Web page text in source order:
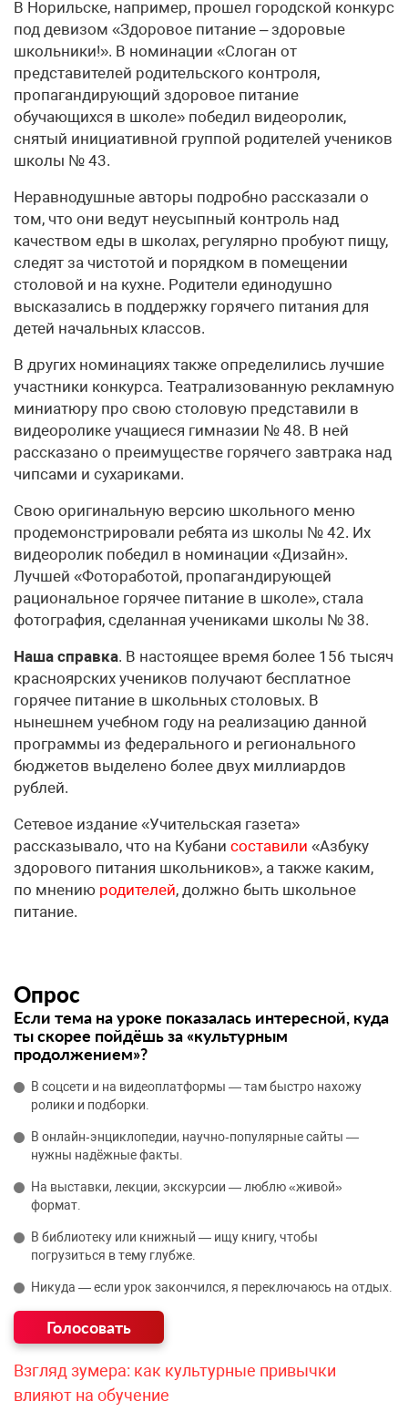
В Норильске, например, прошел городской конкурс
под девизом «Здоровое питание – здоровые
школьники!». В номинации «Слоган от
представителей родительского контроля,
пропагандирующий здоровое питание
обучающихся в школе» победил видеоролик,
снятый инициативной группой родителей учеников
школы № 43.
Неравнодушные авторы подробно рассказали о
том, что они ведут неусыпный контроль над
качеством еды в школах, регулярно пробуют пищу,
следят за чистотой и порядком в помещении
столовой и на кухне. Родители единодушно
высказались в поддержку горячего питания для
детей начальных классов.
В других номинациях также определились лучшие
участники конкурса. Театрализованную рекламную
миниатюру про свою столовую представили в
видеоролике учащиеся гимназии № 48. В ней
рассказано о преимуществе горячего завтрака над
чипсами и сухариками.
Свою оригинальную версию школьного меню
продемонстрировали ребята из школы № 42. Их
видеоролик победил в номинации «Дизайн».
Лучшей «Фотоработой, пропагандирующей
рациональное горячее питание в школе», стала
фотография, сделанная учениками школы № 38.
Наша справка. В настоящее время более 156 тысяч
красноярских учеников получают бесплатное
горячее питание в школьных столовых. В
нынешнем учебном году на реализацию данной
программы из федерального и регионального
бюджетов выделено более двух миллиардов
рублей.
Сетевое издание «Учительская газета»
рассказывало, что на Кубани составили «Азбуку
здорового питания школьников», а также каким,
по мнению родителей, должно быть школьное
питание.
Опрос
Если тема на уроке показалась интересной, куда
ты скорее пойдёшь за «культурным
продолжением»?
В соцсети и на видеоплатформы — там быстро нахожу
ролики и подборки.
В онлайн‑энциклопедии, научно‑популярные сайты —
нужны надёжные факты.
На выставки, лекции, экскурсии — люблю «живой»
формат.
В библиотеку или книжный — ищу книгу, чтобы
погрузиться в тему глубже.
Никуда — если урок закончился, я переключаюсь на отдых.
Взгляд зумера: как культурные привычки
влияют на обучение